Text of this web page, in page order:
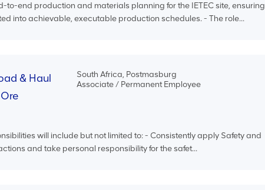
to-end production and materials planning for the IETEC site, ensuring
into achievable, executable production schedules. - The role...
& Haul
South Africa, Postmasburg
Associate / Permanent Employee
will include but not limited to: - Consistently apply Safety and
and take personal responsibility for the safet...